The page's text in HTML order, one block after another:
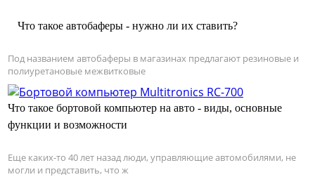
Что такое автобаферы - нужно ли их ставить?
Под названием автобаферы в магазинах предлагают резиновые и
полиуретановые межвитковые
Что такое бортовой компьютер на авто - виды, основные
функции и возможности
Еще каких-то 40 лет назад люди, управляющие автомобилями, не
могли и представить, что ж